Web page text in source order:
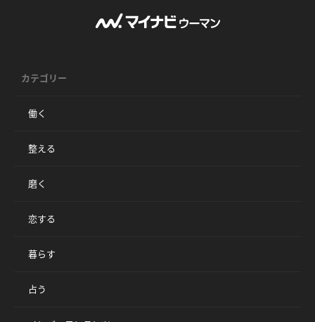
カテゴリー
働く
整える
磨く
恋する
暮らす
占う